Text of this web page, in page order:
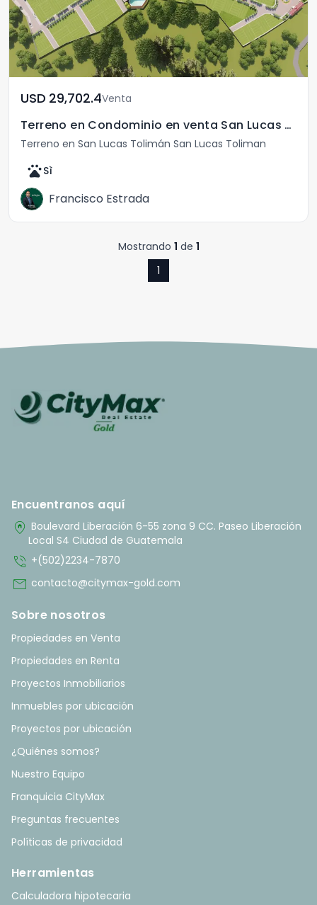
USD	29,702.4Venta
Terreno en Condominio en venta San Lucas Tolimán
Terreno en San Lucas Tolimán San Lucas Toliman
petsSì
Francisco Estrada
Mostrando 1 de 1
1
Encuentranos aquí
home_pin Boulevard Liberación 6-55 zona 9 CC. Paseo Liberación
Local S4 Ciudad de Guatemala
phone_in_talk +(502)2234-7870
mail contacto@citymax-gold.com
Sobre nosotros
Propiedades en Venta
Propiedades en Renta
Proyectos Inmobiliarios
Inmuebles por ubicación
Proyectos por ubicación
¿Quiénes somos?
Nuestro Equipo
Franquicia CityMax
Preguntas frecuentes
Políticas de privacidad
Herramientas
Calculadora hipotecaria